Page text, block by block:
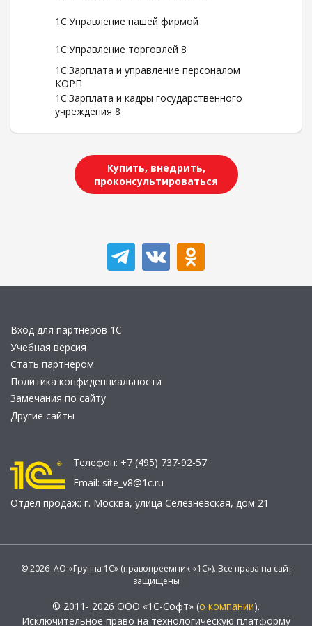
1С:Управление нашей фирмой
1С:Управление торговлей 8
1С:Зарплата и управление персоналом
КОРП
1С:Зарплата и кадры государственного
учреждения 8
Купить, внедрить,
проконсультироваться
Вход для партнеров 1С
Учебная версия
Стать партнером
Политика конфиденциальности
Замечания по сайту
Другие сайты
Телефон: +7 (495) 737-92-57
Email: site_v8@1c.ru
Отдел продаж: г. Москва, улица Селезнёвская, дом 21
© 2026 АО «Группа 1С» (правопреемник «1С»). Все права на сайт
защищены
© 2011- 2026 ООО «1С-Софт» (о компании).
Исключительное право на технологическую платформу